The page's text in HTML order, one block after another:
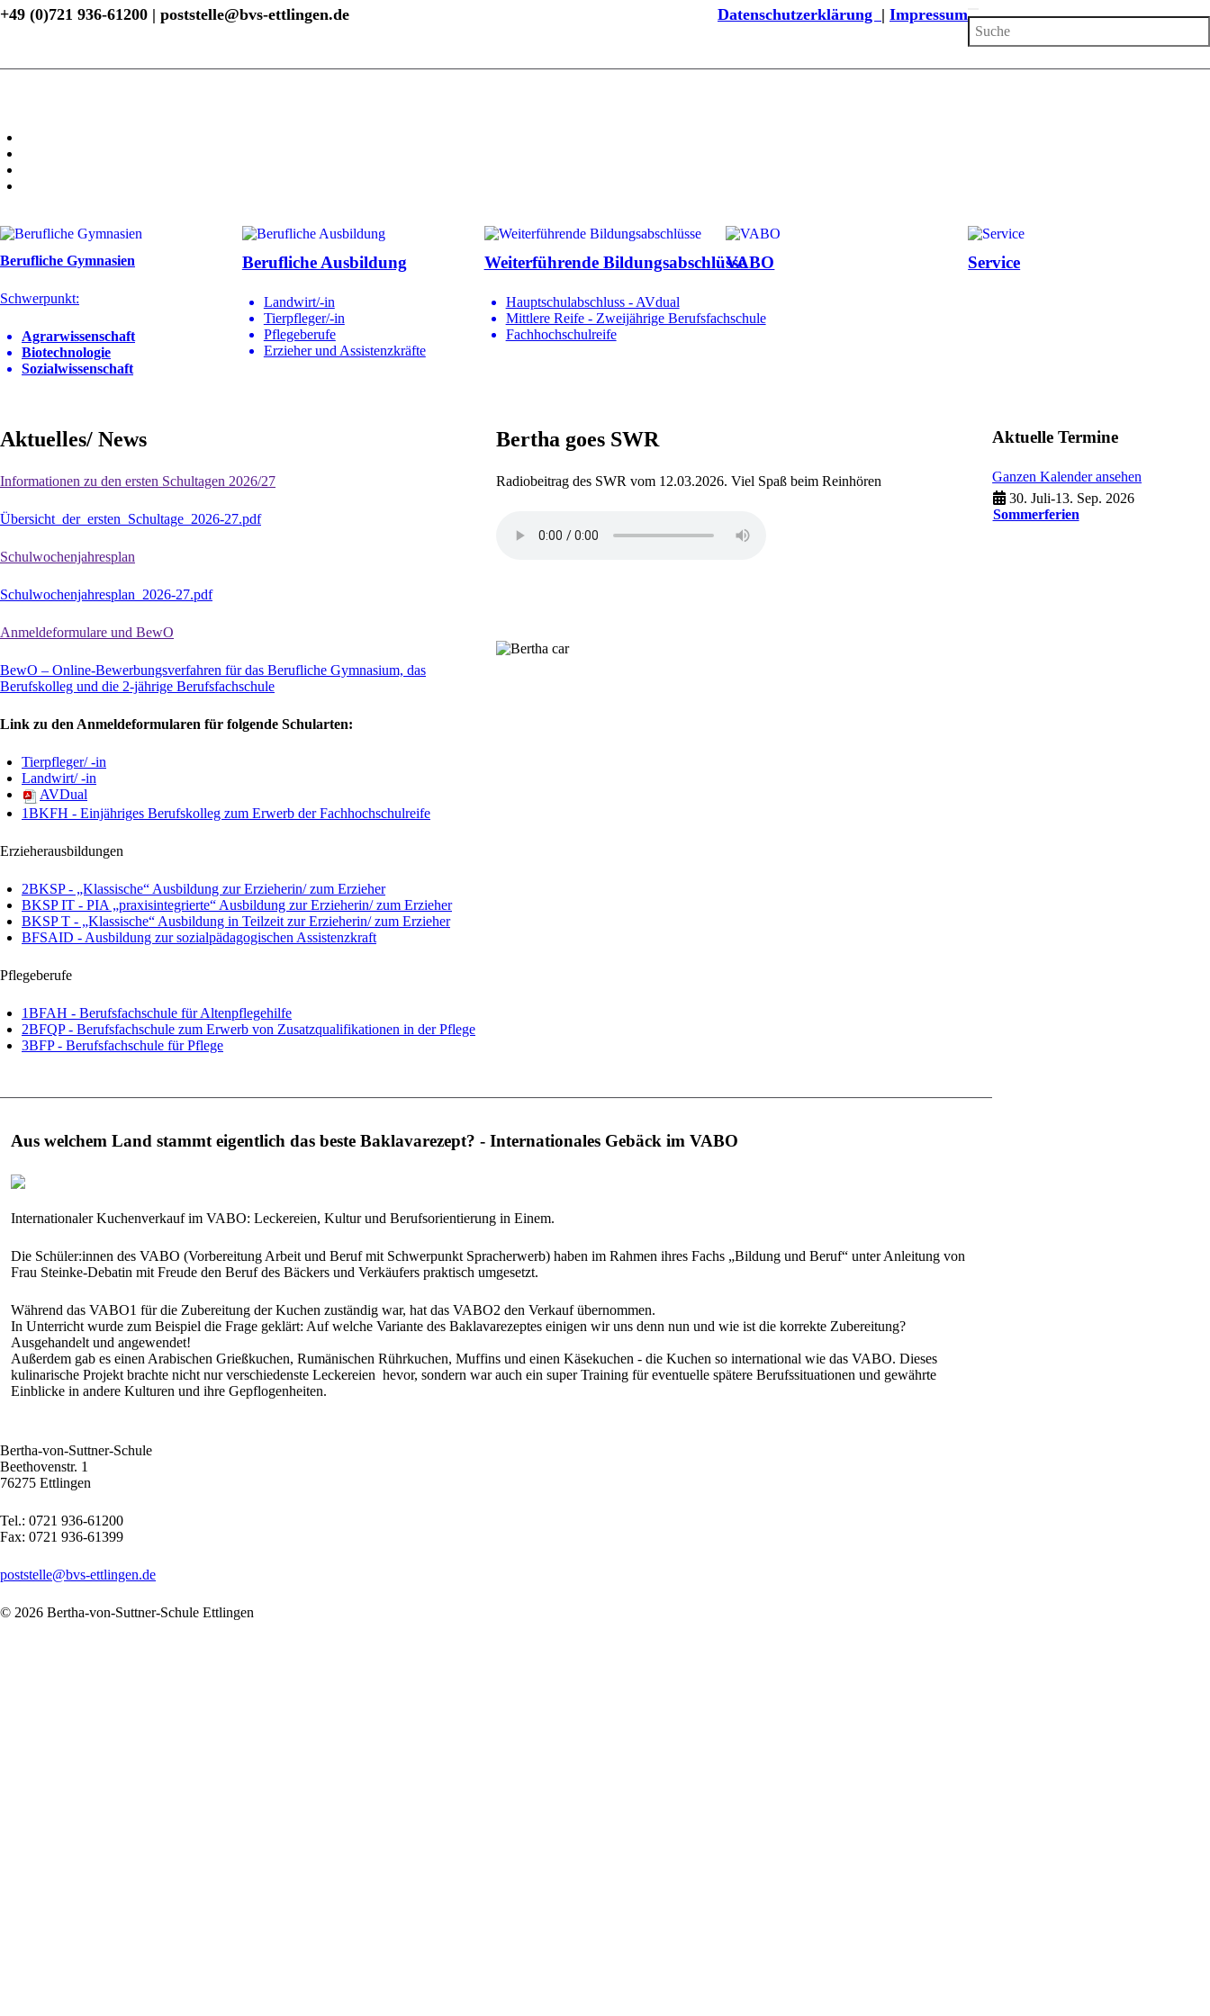
+49 (0)721 936-61200 | poststelle@bvs-ettlingen.de Datenschutzerklärung | Impressum
Berufliche Gymnasien
Schwerpunkt:
Agrarwissenschaft
Biotechnologie
Sozialwissenschaft
Berufliche Ausbildung
Landwirt/-in
Tierpfleger/-in
Pflegeberufe
Erzieher und Assistenzkräfte
Weiterführende Bildungsabschlüsse
Hauptschulabschluss - AVdual
Mittlere Reife - Zweijährige Berufsfachschule
Fachhochschulreife
VABO Service
Aktuelles/ News
Informationen zu den ersten Schultagen 2026/27
Übersicht_der_ersten_Schultage_2026-27.pdf
Schulwochenjahresplan
Schulwochenjahresplan_2026-27.pdf
Anmeldeformulare und BewO
BewO – Online-Bewerbungsverfahren für das Berufliche Gymnasium, das
Berufskolleg und die 2-jährige Berufsfachschule
Link zu den Anmeldeformularen für folgende Schularten:
Tierpfleger/ -in
Landwirt/ -in
AVDual
1BKFH - Einjähriges Berufskolleg zum Erwerb der Fachhochschulreife
Erzieherausbildungen
2BKSP - „Klassische“ Ausbildung zur Erzieherin/ zum Erzieher
BKSP IT - PIA „praxisintegrierte“ Ausbildung zur Erzieherin/ zum Erzieher
BKSP T - „Klassische“ Ausbildung in Teilzeit zur Erzieherin/ zum Erzieher
BFSAID - Ausbildung zur sozialpädagogischen Assistenzkraft
Pflegeberufe
1BFAH - Berufsfachschule für Altenpflegehilfe
2BFQP - Berufsfachschule zum Erwerb von Zusatzqualifikationen in der Pflege
3BFP - Berufsfachschule für Pflege
Bertha goes SWR
Radiobeitrag des SWR vom 12.03.2026. Viel Spaß beim Reinhören
Aus welchem Land stammt eigentlich das beste Baklavarezept? - Internationales Gebäck im VABO
Internationaler Kuchenverkauf im VABO: Leckereien, Kultur und Berufsorientierung in Einem.
Die Schüler:innen des VABO (Vorbereitung Arbeit und Beruf mit Schwerpunkt Spracherwerb) haben im Rahmen ihres Fachs „Bildung und Beruf“ unter Anleitung von
Frau Steinke-Debatin mit Freude den Beruf des Bäckers und Verkäufers praktisch umgesetzt.
Während das VABO1 für die Zubereitung der Kuchen zuständig war, hat das VABO2 den Verkauf übernommen.
In Unterricht wurde zum Beispiel die Frage geklärt: Auf welche Variante des Baklavarezeptes einigen wir uns denn nun und wie ist die korrekte Zubereitung?
Ausgehandelt und angewendet!
Außerdem gab es einen Arabischen Grießkuchen, Rumänischen Rührkuchen, Muffins und einen Käsekuchen - die Kuchen so international wie das VABO. Dieses
kulinarische Projekt brachte nicht nur verschiedenste Leckereien hevor, sondern war auch ein super Training für eventuelle spätere Berufssituationen und gewährte
Einblicke in andere Kulturen und ihre Gepflogenheiten.
Aktuelle Termine
Ganzen Kalender ansehen
30. Juli-13. Sep. 2026
Sommerferien
Bertha-von-Suttner-Schule
Beethovenstr. 1
76275 Ettlingen
Tel.: 0721 936-61200
Fax: 0721 936-61399
poststelle@bvs-ettlingen.de
© 2026 Bertha-von-Suttner-Schule Ettlingen